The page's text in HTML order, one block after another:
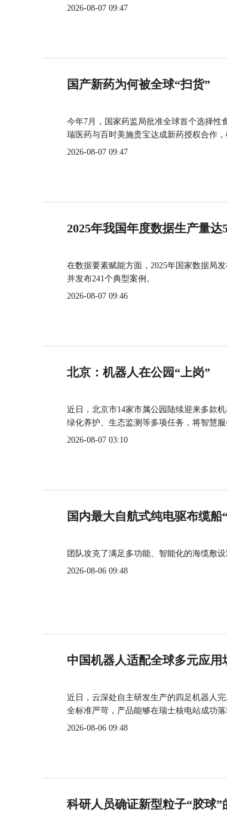
2026-08-07 09:47
国产新药为何被全球“扫货”
今年7月，国家药监局批准全球首个选择性
瑞医药与百时美施贵宝达成新药授权合作
2026-08-07 09:47
2025年我国年度数据生产量达
在数据要素赋能方面，2025年国家数据局
并发布241个典型案例。
2026-08-07 09:46
北京：机器人在公园“上岗”
近日，北京市14家市属公园陆续迎来多款
绿化养护、生态监测等多项任务，将智慧服
2026-08-07 03:10
国内最大自航式纯电驱布缆船
团队攻克了满足多功能、智能化的海缆敷
2026-08-06 09:48
中国机器人适配全球多元应用
近日，云深处自主研发生产的四足机器人
全标准严苛，产品能够在瑞士核电站成功
2026-08-06 09:48
科研人员确证新型粒子“胶球”